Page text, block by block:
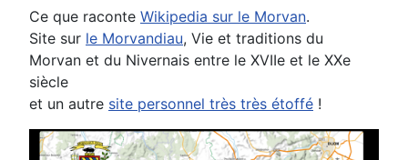
Ce que raconte Wikipedia sur le Morvan.
Site sur le Morvandiau, Vie et traditions du
Morvan et du Nivernais entre le XVIIe et le XXe
siècle
et un autre site personnel très très étoffé !